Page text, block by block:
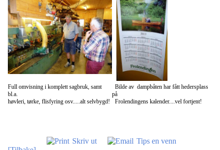
Full omvisning i komplett sagbruk, samt
bl.a.
høvleri, tørke, flisfyring osv.....alt selvbygd!
Bilde av dampbåten har fått hedersplass
på
Frolendingens kalender....vel fortjent!
Skriv ut
Tips en venn